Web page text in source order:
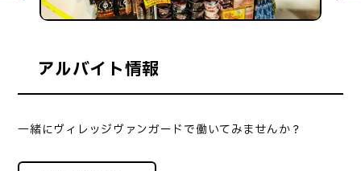
アルバイト情報
一緒にヴィレッジヴァンガードで働いてみませんか？